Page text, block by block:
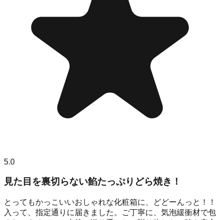
5.0
見た目を裏切らない餡たっぷりどら焼き！
とってもかっこいいおしゃれな化粧箱に、どどーんっと！！
入って、指定通りに届きました。ご丁寧に、気泡緩衝材で包